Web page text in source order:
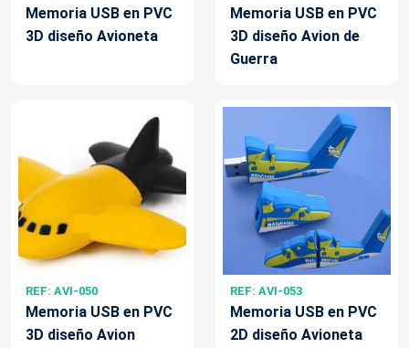
Memoria USB en PVC
3D diseño Avioneta
Memoria USB en PVC
3D diseño Avion de
Guerra
REF: AVI-050
Memoria USB en PVC
3D diseño Avion
REF: AVI-053
Memoria USB en PVC
2D diseño Avioneta